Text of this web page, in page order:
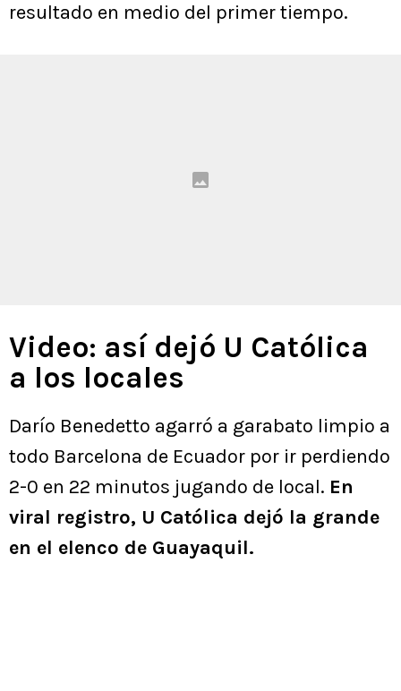
resultado en medio del primer tiempo.
Video: así dejó U Católica
a los locales
Darío Benedetto agarró a garabato limpio a
todo Barcelona de Ecuador por ir perdiendo
2-0 en 22 minutos jugando de local. En
viral registro, U Católica dejó la grande
en el elenco de Guayaquil.